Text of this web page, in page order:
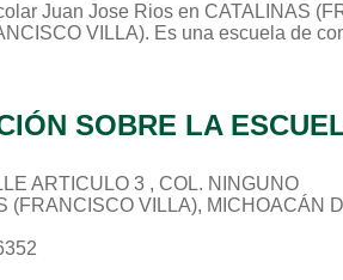
Juan Jose Rios en CATALINAS
VILLA). Es una escuela de
SOBRE LA
ARTICULO 3 , COL. NINGUNO
(FRANCISCO VILLA), MICHOACÁN